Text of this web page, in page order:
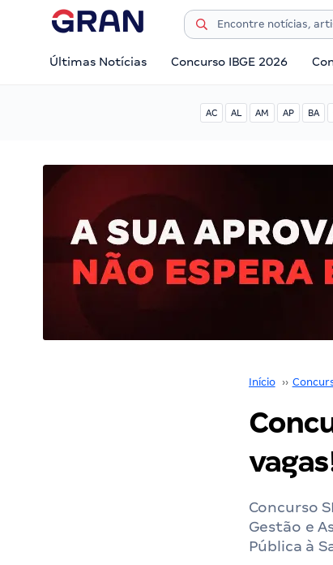
Últimas Notícias Concurso IBGE 2026
AC AL AM AP BA
Início ››
Concurso
Gestão e
Pública à